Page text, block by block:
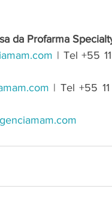
da Profarma
| Tel +55
| Tel +55